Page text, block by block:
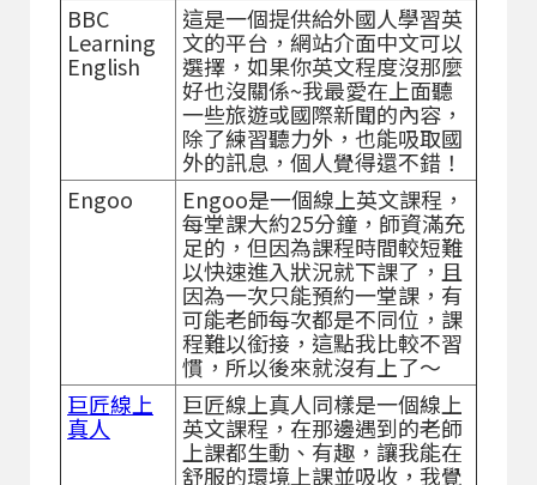
BBC
Learning
English
這是一個提供給外國人學習英
文的平台，網站介面中文可以
選擇，如果你英文程度沒那麼
好也沒關係~我最愛在上面聽
一些旅遊或國際新聞的內容，
除了練習聽力外，也能吸取國
外的訊息，個人覺得還不錯！
Engoo
Engoo是一個線上英文課程，
每堂課大約25分鐘，師資滿充
足的，但因為課程時間較短難
以快速進入狀況就下課了，且
因為一次只能預約一堂課，有
可能老師每次都是不同位，課
程難以銜接，這點我比較不習
慣，所以後來就沒有上了～
巨匠線上
真人
巨匠線上真人同樣是一個線上
英文課程，在那邊遇到的老師
上課都生動、有趣，讓我能在
舒服的環境上課並吸收，我覺